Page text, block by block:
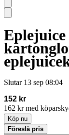
Slutar 13 sep 08:04
152 kr
162 kr med
Köp nu
Föreslå pris